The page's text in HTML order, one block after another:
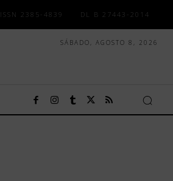
ISSN 2385-4839 DL B 27443-2014
SÁBADO, AGOSTO 8, 2026